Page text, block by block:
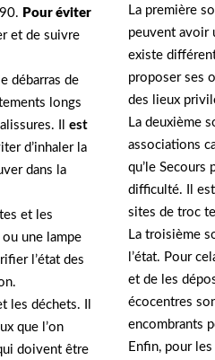
Pour éviter
et de suivre
débarras de
longs
Il est
d’inhaler la
dans la
et les
une lampe
l’état des
les déchets. Il
que l’on
doivent être
La première
peuvent avoir
existe
proposer ses
des lieux
La deuxième
associations
qu’le
difficulté. Il
sites de troc
La troisième
l’état. Pour
et de les
écocentres
encombrants
Enfin, pour